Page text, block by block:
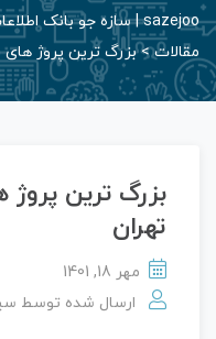
sazejoo | سازه جو بانک اطلاعات ساختمان های در حال ساخت
مقالات>بزرگ ترین پروژ
بزرگ ترین
تهران
مهر 18, 1401
ارسال شده توسط